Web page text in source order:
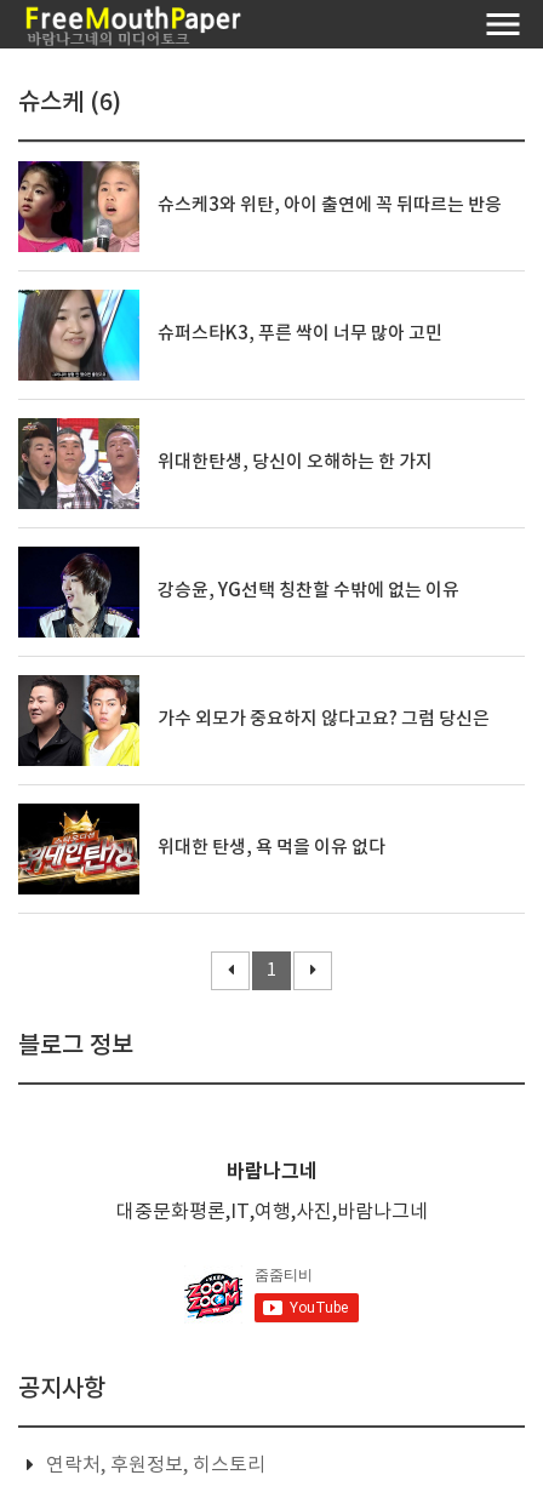
슈스케 (6)
슈스케3와 위탄, 아이 출연에 꼭 뒤따르는 반응
슈퍼스타K3, 푸른 싹이 너무 많아 고민
위대한탄생, 당신이 오해하는 한 가지
강승윤, YG선택 칭찬할 수밖에 없는 이유
가수 외모가 중요하지 않다고요? 그럼 당신은
위대한 탄생, 욕 먹을 이유 없다
1
블로그 정보
바람나그네
대중문화평론,IT,여행,사진,바람나그네
공지사항
연락처, 후원정보, 히스토리